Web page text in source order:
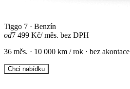
Tiggo 7 · Benzín
od7 499 Kč/ měs. bez DPH
36 měs. · 10 000 km / rok · bez akontace
Chci nabídku